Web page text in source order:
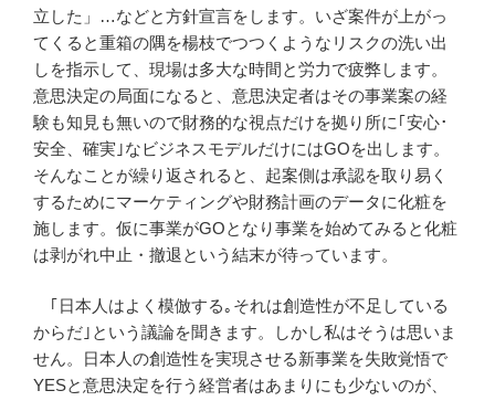
立した」…などと方針宣言をします。いざ案件が上がっ
てくると重箱の隅を楊枝でつつくようなリスクの洗い出
しを指示して、現場は多大な時間と労力で疲弊します。
意思決定の局面になると、意思決定者はその事業案の経
験も知見も無いので財務的な視点だけを拠り所に｢安心･
安全、確実｣なビジネスモデルだけにはGOを出します。
そんなことが繰り返されると、起案側は承認を取り易く
するためにマーケティングや財務計画のデータに化粧を
施します。仮に事業がGOとなり事業を始めてみると化粧
は剥がれ中止・撤退という結末が待っています。
｢日本人はよく模倣する｡それは創造性が不足している
からだ｣という議論を聞きます。しかし私はそうは思いま
せん。日本人の創造性を実現させる新事業を失敗覚悟で
YESと意思決定を行う経営者はあまりにも少ないのが、